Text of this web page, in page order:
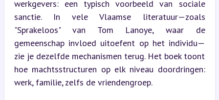
werkgevers: een typisch voorbeeld van sociale
sanctie. In vele Vlaamse literatuur—zoals
"Sprakeloos" van Tom Lanoye, waar de
gemeenschap invloed uitoefent op het individu—
zie je dezelfde mechanismen terug. Het boek toont
hoe machtsstructuren op elk niveau doordringen:
werk, familie, zelfs de vriendengroep.